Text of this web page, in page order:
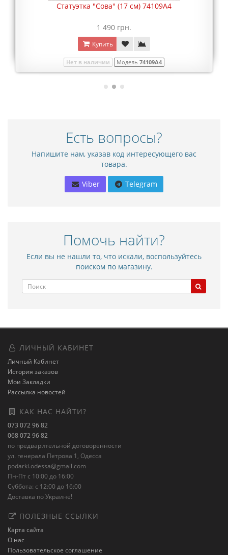
Статуэтка "Сова" (17 см) 74109A4
1 490 грн.
Купить
Нет в наличии Модель 74109A4
Есть вопросы?
Напишите нам, указав код интересующего вас
товара.
Viber Telegram
Помочь найти?
Если вы не нашли то, что искали, воспользуйтесь
поиском по магазину.
ЛИЧНЫЙ КАБИНЕТ
Личный Кабинет
История заказов
Мои Закладки
Рассылка новостей
КАК НАС НАЙТИ?
073 072 96 82
068 072 96 82
по предварительной договоренности
ул. генерала Петрова 1, Одесса
podarki.odessa@gmail.com
Пн-Пт с 10:00 до 16:00
Суббота: с 12:00 до 16:00
Доставка по Украине!
ПОЛЕЗНЫЕ ССЫЛКИ
Карта сайта
О нас
Пользовательское соглашение